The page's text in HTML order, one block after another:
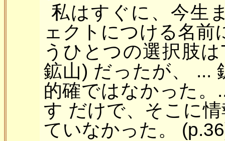
私はすぐに、今生
ェクトにつける名前
うひとつの選択肢
鉱山) だったが、 ...
的確ではなかった
す だけで、そこに
ていなかった。